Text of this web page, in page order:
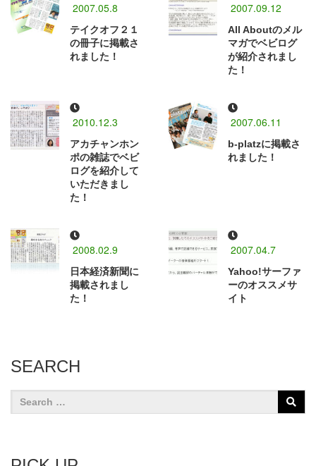
2007.05.8
テイクオフ２１
の冊子に掲載さ
れました！
2007.09.12
All Aboutのメル
マガでベビログ
が紹介されまし
た！
2010.12.3
アカチャンホン
ポの雑誌でベビ
ログを紹介して
いただきまし
た！
2007.06.11
b-platzに掲載さ
れました！
2008.02.9
日本経済新聞に
掲載されまし
た！
2007.04.7
Yahoo!サーファ
ーのオススメサ
イト
SEARCH